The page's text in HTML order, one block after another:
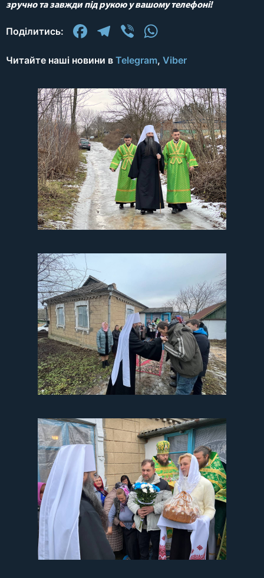
зручно та завжди під рукою у вашому телефоні!
Поділитись: Facebook
Telegram
Viber
Читайте наші новини в Telegram, Viber